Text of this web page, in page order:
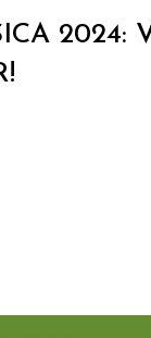
2024: